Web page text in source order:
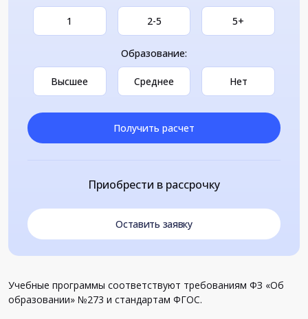
1 2-5 5+
Образование:
Высшее Среднее Нет
Получить расчет
Приобрести в рассрочку
Оставить заявку
Учебные программы соответствуют требованиям ФЗ «Об
образовании» №273 и стандартам ФГОС.